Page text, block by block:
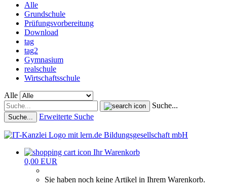
Alle
Grundschule
Prüfungsvorbereitung
Download
tag
tag2
Gymnasium
realschule
Wirtschaftsschule
Alle
Suche...
Suche... Erweiterte Suche
Ihr Warenkorb
0,00 EUR
Sie haben noch keine Artikel in Ihrem Warenkorb.